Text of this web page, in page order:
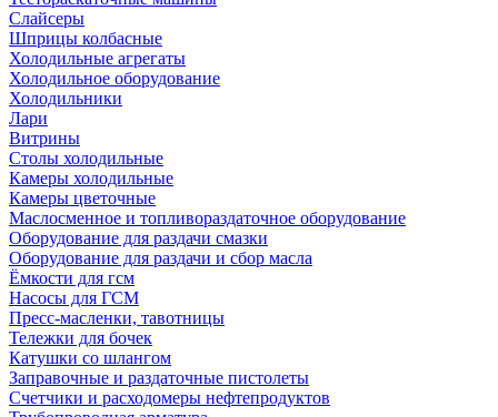
Слайсеры
Шприцы колбасные
Холодильные агрегаты
Холодильное оборудование
Холодильники
Лари
Витрины
Столы холодильные
Камеры холодильные
Камеры цветочные
Маслосменное и топливораздаточное оборудование
Оборудование для раздачи смазки
Оборудование для раздачи и сбор масла
Ёмкости для гсм
Насосы для ГСМ
Пресс-масленки, тавотницы
Тележки для бочек
Катушки со шлангом
Заправочные и раздаточные пистолеты
Счетчики и расходомеры нефтепродуктов